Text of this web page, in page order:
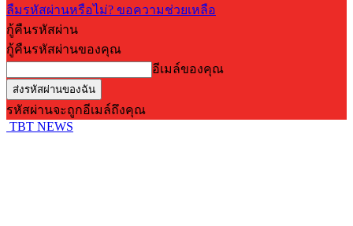
ลืมรหัสผ่านหรือไม่? ขอความช่วยเหลือ
กู้คืนรหัสผ่าน
กู้คืนรหัสผ่านของคุณ
อีเมล์ของคุณ
รหัสผ่านจะถูกอีเมล์ถึงคุณ
TBT NEWS